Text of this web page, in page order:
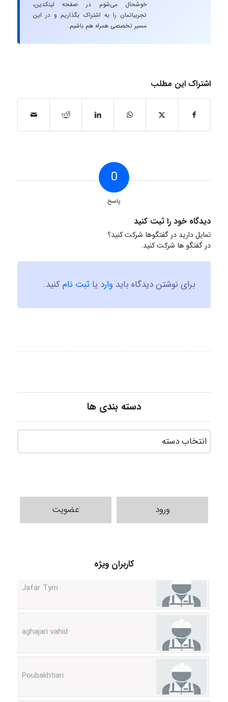
خوشحال می‌شوم در صفحه لینکدین،
تجربیاتمان را به اشتراک بگذاریم و در این
مسیر تخصصی همراه هم باشیم.
اشتراک این مطلب
0
پاسخ
دیدگاه خود را ثبت کنید
تمایل دارید در گفتگوها شرکت کنید؟
در گفتگو ها شرکت کنید.
برای نوشتن دیدگاه باید وارد یا ثبت نامکنید.
دسته بندی ها
ورود عضویت
کاربران ویژه